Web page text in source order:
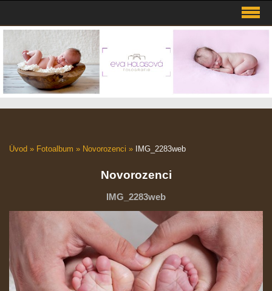
Úvod » Fotoalbum » Novorozenci » IMG_2283web
Novorozenci
IMG_2283web